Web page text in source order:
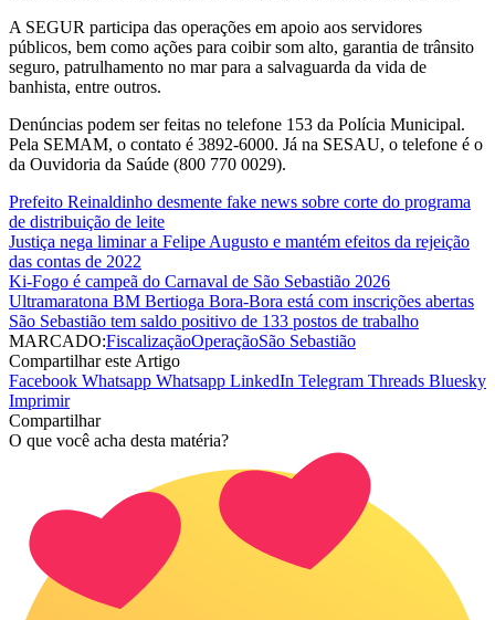
A SEGUR participa das operações em apoio aos servidores
públicos, bem como ações para coibir som alto, garantia de trânsito
seguro, patrulhamento no mar para a salvaguarda da vida de
banhista, entre outros.
Denúncias podem ser feitas no telefone 153 da Polícia Municipal.
Pela SEMAM, o contato é 3892-6000. Já na SESAU, o telefone é o
da Ouvidoria da Saúde (800 770 0029).
Prefeito Reinaldinho desmente fake news sobre corte do programa
de distribuição de leite
Justiça nega liminar a Felipe Augusto e mantém efeitos da rejeição
das contas de 2022
Ki-Fogo é campeã do Carnaval de São Sebastião 2026
Ultramaratona BM Bertioga Bora-Bora está com inscrições abertas
São Sebastião tem saldo positivo de 133 postos de trabalho
MARCADO:FiscalizaçãoOperaçãoSão Sebastião
Compartilhar este Artigo
Facebook Whatsapp Whatsapp LinkedIn Telegram Threads Bluesky
Imprimir
Compartilhar
O que você acha desta matéria?